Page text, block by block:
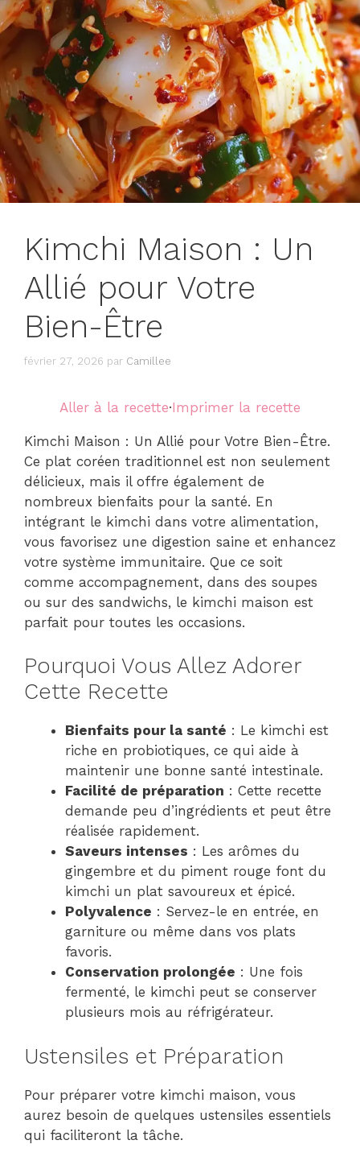
Kimchi Maison : Un
Allié pour Votre
Bien-Être
février 27, 2026 par Camillee
Aller à la recette·Imprimer la recette
Kimchi Maison : Un Allié pour Votre Bien-Être.
Ce plat coréen traditionnel est non seulement
délicieux, mais il offre également de
nombreux bienfaits pour la santé. En
intégrant le kimchi dans votre alimentation,
vous favorisez une digestion saine et enhancez
votre système immunitaire. Que ce soit
comme accompagnement, dans des soupes
ou sur des sandwichs, le kimchi maison est
parfait pour toutes les occasions.
Pourquoi Vous Allez Adorer
Cette Recette
Bienfaits pour la santé : Le kimchi est
riche en probiotiques, ce qui aide à
maintenir une bonne santé intestinale.
Facilité de préparation : Cette recette
demande peu d’ingrédients et peut être
réalisée rapidement.
Saveurs intenses : Les arômes du
gingembre et du piment rouge font du
kimchi un plat savoureux et épicé.
Polyvalence : Servez-le en entrée, en
garniture ou même dans vos plats
favoris.
Conservation prolongée : Une fois
fermenté, le kimchi peut se conserver
plusieurs mois au réfrigérateur.
Ustensiles et Préparation
Pour préparer votre kimchi maison, vous
aurez besoin de quelques ustensiles essentiels
qui faciliteront la tâche.